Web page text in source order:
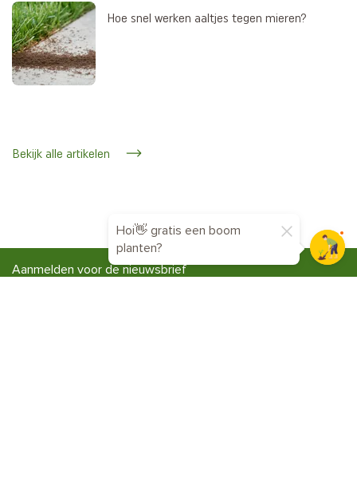
Hoe snel werken aaltjes tegen mieren?
Bekijk alle artikelen
Aanmelden voor de nieuwsbrief
Hoi👋 gratis een boom
planten?